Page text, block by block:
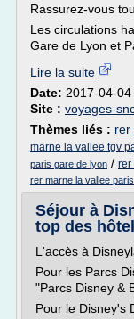
Rassurez-vous
Les circulations
Gare de Lyon et
Lire la suite
Date: 2017-04-
Site : voyages-
Thèmes liés : rer
marne la vallee tgv
paris gare de lyon / rer
rer marne la vallee
Séjour à
top des
L'accès à
Pour les Parcs
"Parcs Disney &
Pour le Disney's